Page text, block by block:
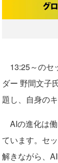
13:25～のセ
ダー 野間文子
題し、自身の
AIの進化は
ています。セ
解きながら、